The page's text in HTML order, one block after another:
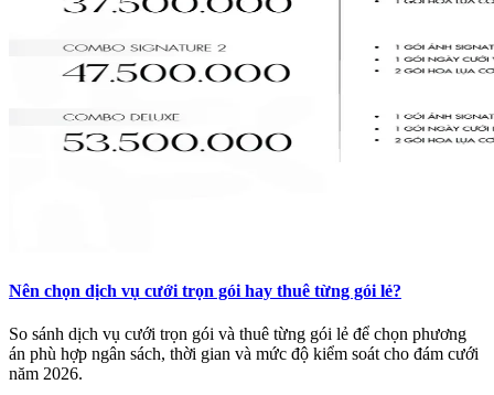
Nên chọn dịch vụ cưới trọn gói hay thuê từng gói lẻ?
So sánh dịch vụ cưới trọn gói và thuê từng gói lẻ để chọn phương
án phù hợp ngân sách, thời gian và mức độ kiểm soát cho đám cưới
năm 2026.